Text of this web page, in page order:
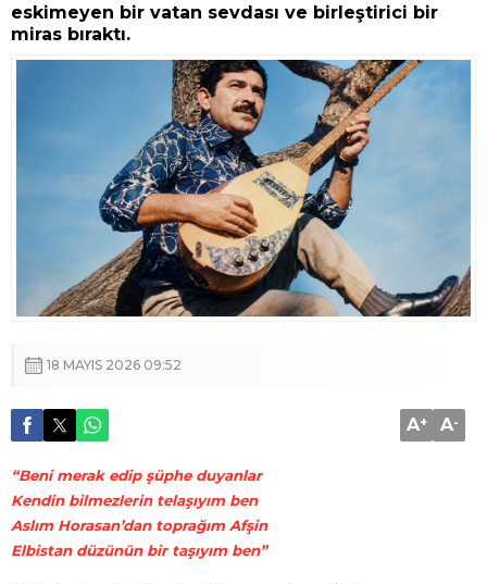
eskimeyen bir vatan sevdası ve birleştirici bir
miras bıraktı.
18 MAYIS 2026 09:52
A+ A-
“Beni merak edip şüphe duyanlar
Kendin bilmezlerin telaşıyım ben
Aslım Horasan’dan toprağım Afşin
Elbistan düzünün bir taşıyım ben”